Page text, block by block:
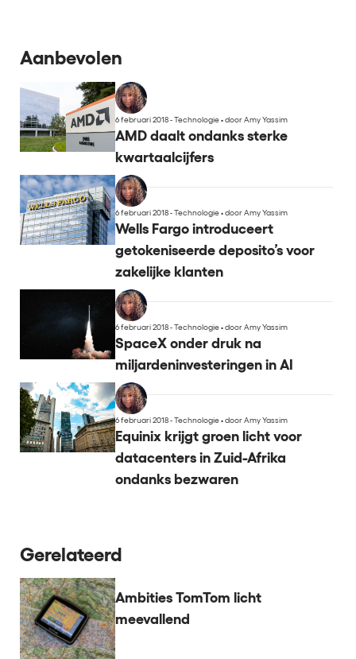
Aanbevolen
6 februari 2018 - Technologie•door Amy Yassim
AMD daalt ondanks sterke
kwartaalcijfers
6 februari 2018 - Technologie•door Amy Yassim
Wells Fargo introduceert
getokeniseerde deposito’s voor
zakelijke klanten
6 februari 2018 - Technologie•door Amy Yassim
SpaceX onder druk na
miljardeninvesteringen in AI
6 februari 2018 - Technologie•door Amy Yassim
Equinix krijgt groen licht voor
datacenters in Zuid-Afrika
ondanks bezwaren
Gerelateerd
Ambities TomTom licht
meevallend